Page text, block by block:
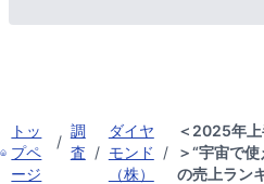
トッ
プペ
ージ
/
調
査 /
ダイヤ
モンド
（株）
/
＜2025年
＞“宇宙で
の売上ラン